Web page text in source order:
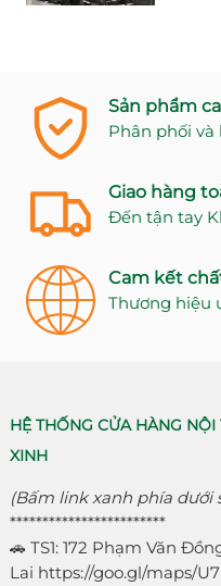
Sản phẩm
Phân phối và
Giao hàng
Đến tận tay
Cam kết
Thương hiệu
HỆ THỐNG CỬA HÀNG
XINH
(Bấm link xanh phía dưới
************************
🚗 TS1: 172 Phạm Văn
Lai https://goo.gl/maps/